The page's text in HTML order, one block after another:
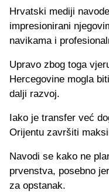
Hrvatski mediji
impresionirani
navikama i
Upravo zbog toga
Hercegovine mogla
dalji razvoj.
Iako je transfer već
Orijentu završiti
Navodi se kako ne
prvenstva, posebno
za opstanak.